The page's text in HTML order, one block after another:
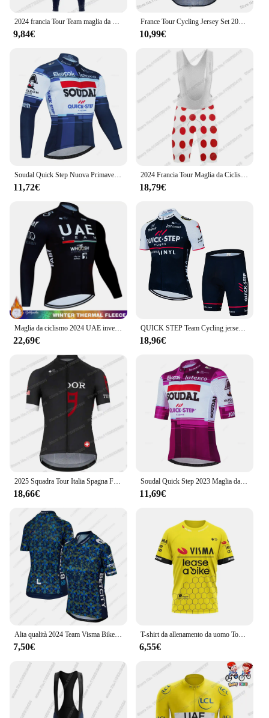
2024 francia Tour Team maglia da ciclismo Set autunno inverno rinascimentale abbigliamento da ciclismo Wout van Aert Jonas Vingegaard uomo giacca da bici da strada tuta da bicicletta collant con bretelle
9,84€
France Tour Cycling Jersey Set 2024 TDF Men Summer senza maniche Cycling Vest kit abbigliamento Road Bicycle Suit Short Bib MTB Ropa
10,99€
Soudal Quick Step Nuova Primavera/Autunno Maglia da ciclismo a maniche lunghe Set Abbigliamento da bicicletta MTB Pantaloni con bretelle da bici Kit Ropa Ciclismo Culotte
11,72€
2024 Francia Tour Maglia da Ciclismo,Abbigliamento da ciclismo TDF Giallo Verde Bianco Rosso Pois,Tuta da uomo per bici da strada,Salopette da bicicletta
18,79€
Maglia da ciclismo 2024 UAE inverno termico in pile abbigliamento pantaloni da uomo Gel Outfit Mtb Tricuta uomo biciclette Set camicia professionale
22,69€
QUICK STEP Team Cycling jersey set abbigliamento da Ciclismo da uomo estate manica corta MTB Bike Suit Pro abbigliamento da bicicletta Ropa Ciclismo
18,96€
2025 Squadra Tour Italia Spagna Francia Maglia da Ciclismo,Abbigliamento da ciclismo estivo Tudorful ,Julian Alaphilippe Completo da uomo per camicie da bici da strada,Salopette da bicicletta
18,66€
Soudal Quick Step 2023 Maglia da ciclismo estiva Tuta da uomo traspirante Abbigliamento da bicicletta da montagna Bike Mountain Maillot Ropa Ciclismo
11,69€
7,50€
T-shirt da allenamento da uomo Tour De France Tuta da ciclismo su strada per bicicletta Top da donna elastico sportivo a maniche corte traspirante ad asciugatura rapida
6,55€